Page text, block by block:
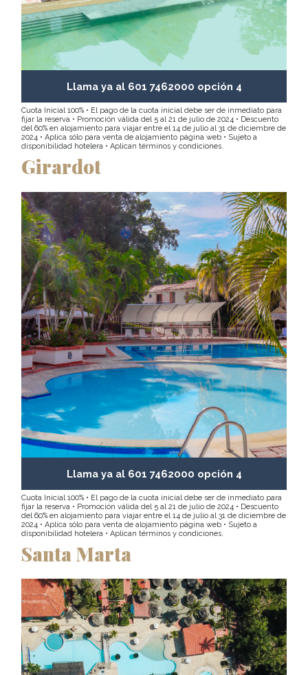
Llama ya al 601 7462000 opción 4
Cuota Inicial 100% • El pago de la cuota inicial debe ser de inmediato para
fijar la reserva • Promoción válida del 5 al 21 de julio de 2024 • Descuento
del 60% en alojamiento para viajar entre el 14 de julio al 31 de diciembre de
2024 • Aplica sólo para venta de alojamiento página web • Sujeto a
disponibilidad hotelera • Aplican términos y condiciones.
Girardot
Llama ya al 601 7462000 opción 4
Cuota Inicial 100% • El pago de la cuota inicial debe ser de inmediato para
fijar la reserva • Promoción válida del 5 al 21 de julio de 2024 • Descuento
del 60% en alojamiento para viajar entre el 14 de julio al 31 de diciembre de
2024 • Aplica sólo para venta de alojamiento página web • Sujeto a
disponibilidad hotelera • Aplican términos y condiciones.
Santa Marta